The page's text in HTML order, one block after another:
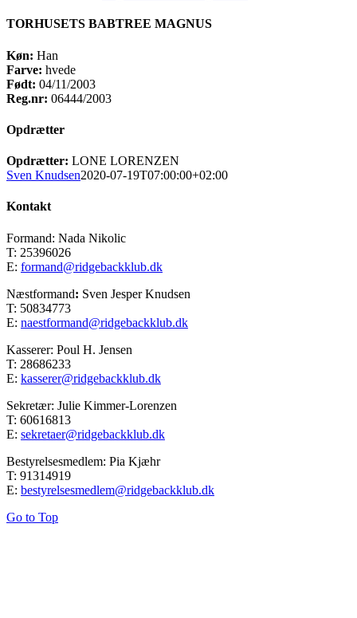
TORHUSETS BABTREE MAGNUS
Køn: Han
Farve: hvede
Født: 04/11/2003
Reg.nr: 06444/2003
Opdrætter
Opdrætter: LONE LORENZEN
Sven Knudsen2020-07-19T07:00:00+02:00
Kontakt
Formand: Nada Nikolic
T: 25396026
E: formand@ridgebackklub.dk
Næstformand: Sven Jesper Knudsen
T: 50834773
E: naestformand@ridgebackklub.dk
Kasserer: Poul H. Jensen
T: 28686233
E: kasserer@ridgebackklub.dk
Sekretær: Julie Kimmer-Lorenzen
T: 60616813
E: sekretaer@ridgebackklub.dk
Bestyrelsesmedlem: Pia Kjæhr
T: 91314919
E: bestyrelsesmedlem@ridgebackklub.dk
Go to Top